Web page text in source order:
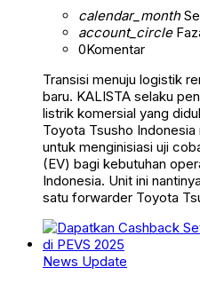
calendar_month
account_circle
0Komentar
Transisi menuju logistik
baru. KALISTA selaku
listrik komersial yang
Toyota Tsusho
untuk menginisiasi uji
(EV) bagi kebutuhan
Indonesia. Unit ini
satu forwarder Toyota
News Update